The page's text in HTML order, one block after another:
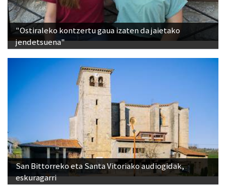
"Ostiraleko kontzertu gaua izaten da jaietako
jendetsuena"
San Bittorreko eta Santa Vitoriako audiogidak,
eskuragarri